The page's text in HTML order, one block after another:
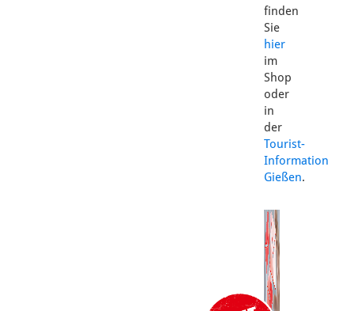
finden
Sie
hier
im
Shop
oder
in
der
Tourist-
Information
Gießen.